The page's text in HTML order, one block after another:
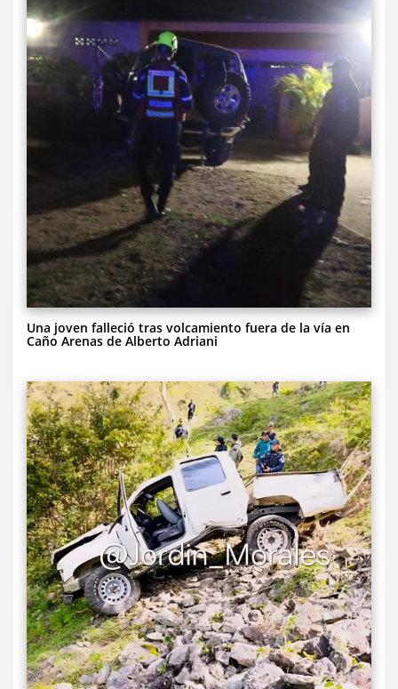
Una joven falleció tras volcamiento fuera de la vía en
Caño Arenas de Alberto Adriani